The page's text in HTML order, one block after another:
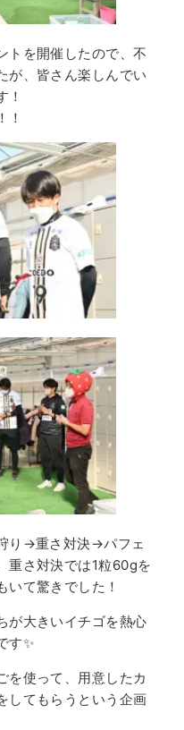
トを開催したので、不
が、皆さん楽しんでい
！
！
り→重さ対決→パフェ
重さ対決では1粒60gを
いて驚きでした！
が大きいイチゴを熱心
す✨
を使って、用意したカ
してもらうという企画